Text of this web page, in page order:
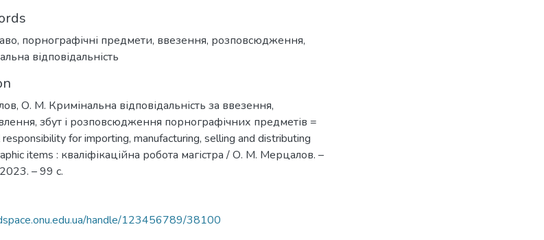
, порнографічні предмети, ввезення, розповсюдження,
відповідальність
О. М. Кримінальна відповідальність за ввезення,
збут і розповсюдження порнографічних предметів =
responsibility for importing, manufacturing, selling and distributing
items : кваліфікаційна робота магістра / О. М. Мерцалов. –
– 99 с.
handle/123456789/38100